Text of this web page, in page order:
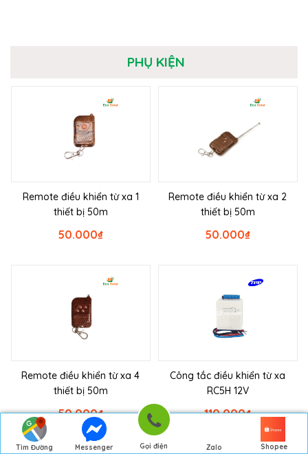
Tìm Đường
Messenger Gọi điện Zalo Shopee
PHỤ KIỆN
Remote điều khiển từ xa 1
thiết bị 50m
₫
50.000
Remote điều khiển từ xa 2
thiết bị 50m
₫
50.000
Remote điều khiển từ xa 4
thiết bị 50m
₫
50.000
Công tắc điều khiển từ xa
RC5H 12V
₫
110.000